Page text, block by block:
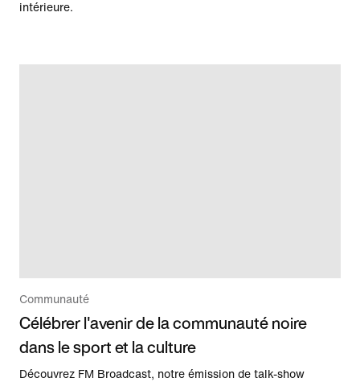
intérieure.
Communauté
Célébrer l'avenir de la communauté noire
dans le sport et la culture
Découvrez FM Broadcast, notre émission de talk-show